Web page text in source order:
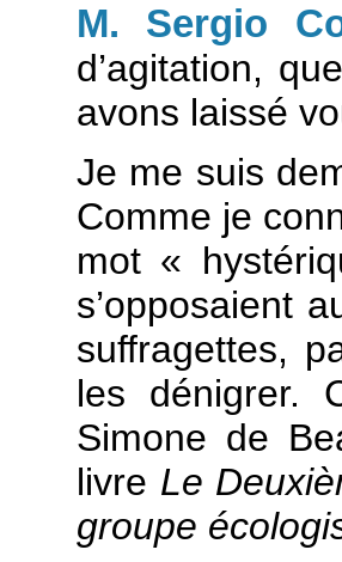
M. Sergio
d’agitation,
avons laissé
Je me suis
Comme je
mot «
s’opposaient
suffragettes,
les dénigrer.
Simone de
livre Le
groupe